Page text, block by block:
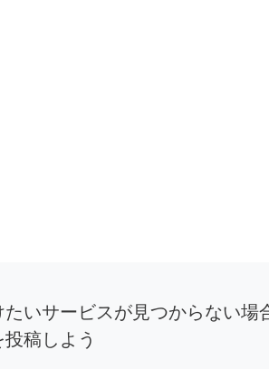
たいサービスが見つからない場
投稿しよう